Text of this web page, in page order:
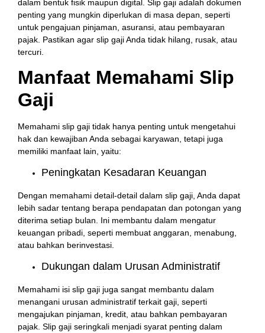
dalam bentuk fisik maupun digital. Slip gaji adalah dokumen
penting yang mungkin diperlukan di masa depan, seperti
untuk pengajuan pinjaman, asuransi, atau pembayaran
pajak. Pastikan agar slip gaji Anda tidak hilang, rusak, atau
tercuri.
Manfaat Memahami Slip
Gaji
Memahami slip gaji tidak hanya penting untuk mengetahui
hak dan kewajiban Anda sebagai karyawan, tetapi juga
memiliki manfaat lain, yaitu:
Peningkatan Kesadaran Keuangan
Dengan memahami detail-detail dalam slip gaji, Anda dapat
lebih sadar tentang berapa pendapatan dan potongan yang
diterima setiap bulan. Ini membantu dalam mengatur
keuangan pribadi, seperti membuat anggaran, menabung,
atau bahkan berinvestasi.
Dukungan dalam Urusan Administratif
Memahami isi slip gaji juga sangat membantu dalam
menangani urusan administratif terkait gaji, seperti
mengajukan pinjaman, kredit, atau bahkan pembayaran
pajak. Slip gaji seringkali menjadi syarat penting dalam